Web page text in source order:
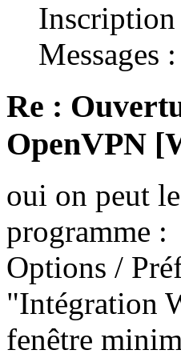
Messages
Re :
OpenVPN
oui on peut
programme :
Options /
"Intégration
fenêtre